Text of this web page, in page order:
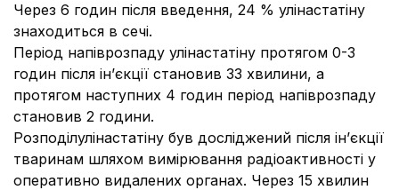
Через 6 годин після введення, 24 % улінастатіну
знаходиться в сечі.
Період напіврозпаду улінастатіну протягом 0-3
годин після ін’єкції становив 33 хвилини, а
протягом наступних 4 годин період напіврозпаду
становив 2 години.
Розподілулінастатіну був досліджений після ін’єкції
тваринам шляхом вимірювання радіоактивності у
оперативно видалених органах. Через 15 хвилин